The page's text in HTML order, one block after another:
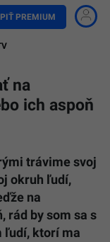
PREMIUM
na
ich aspoň
trávime svoj
okruh ľudí,
na
rád by som sa s
ľudí, ktorí ma